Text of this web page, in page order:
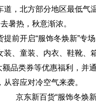
，北方部分地区最低气
暑热，秋意渐浓。
前开启“服饰冬焕新”专
、童装、内衣、鞋靴、
品类券等优惠福利，并
容应对冷空气来袭。
京东新百货“服饰冬焕